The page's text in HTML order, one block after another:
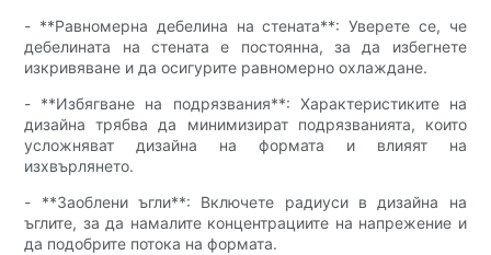
- **Равномерна дебелина на стената**: Уверете се, че
дебелината на стената е постоянна, за да избегнете
изкривяване и да осигурите равномерно охлаждане.
- **Избягване на подрязвания**: Характеристиките на
дизайна трябва да минимизират подрязванията, които
усложняват дизайна на формата и влияят на
изхвърлянето.
- **Заоблени ъгли**: Включете радиуси в дизайна на
ъглите, за да намалите концентрациите на напрежение и
да подобрите потока на формата.